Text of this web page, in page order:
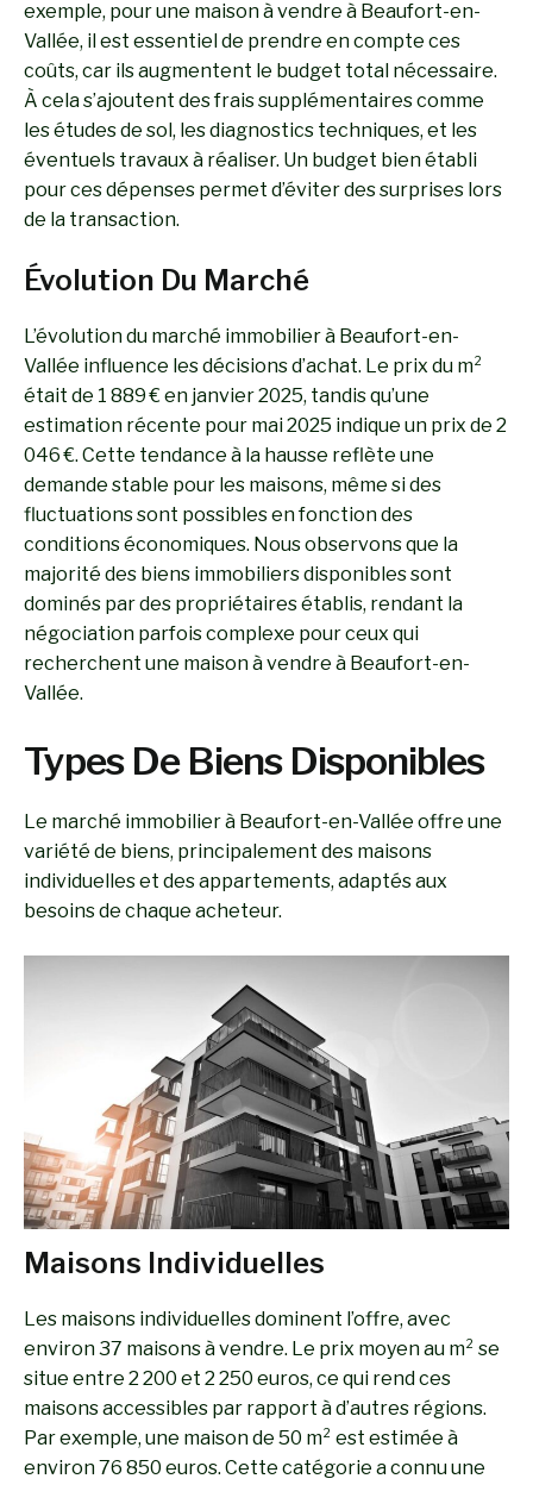
exemple, pour une maison à vendre à Beaufort-en-
Vallée, il est essentiel de prendre en compte ces
coûts, car ils augmentent le budget total nécessaire.
À cela s’ajoutent des frais supplémentaires comme
les études de sol, les diagnostics techniques, et les
éventuels travaux à réaliser. Un budget bien établi
pour ces dépenses permet d’éviter des surprises lors
de la transaction.
Évolution Du Marché
L’évolution du marché immobilier à Beaufort-en-
Vallée influence les décisions d’achat. Le prix du m²
était de 1 889 € en janvier 2025, tandis qu’une
estimation récente pour mai 2025 indique un prix de 2
046 €. Cette tendance à la hausse reflète une
demande stable pour les maisons, même si des
fluctuations sont possibles en fonction des
conditions économiques. Nous observons que la
majorité des biens immobiliers disponibles sont
dominés par des propriétaires établis, rendant la
négociation parfois complexe pour ceux qui
recherchent une maison à vendre à Beaufort-en-
Vallée.
Types De Biens Disponibles
Le marché immobilier à Beaufort-en-Vallée offre une
variété de biens, principalement des maisons
individuelles et des appartements, adaptés aux
besoins de chaque acheteur.
Maisons Individuelles
Les maisons individuelles dominent l’offre, avec
environ 37 maisons à vendre. Le prix moyen au m² se
situe entre 2 200 et 2 250 euros, ce qui rend ces
maisons accessibles par rapport à d’autres régions.
Par exemple, une maison de 50 m² est estimée à
environ 76 850 euros. Cette catégorie a connu une